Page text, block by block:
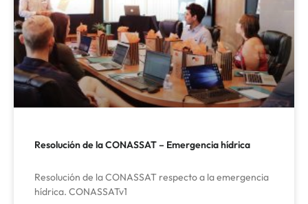
Resolución de la CONASSAT – Emergencia hídrica
Resolución de la CONASSAT respecto a la emergencia
hídrica. CONASSATv1